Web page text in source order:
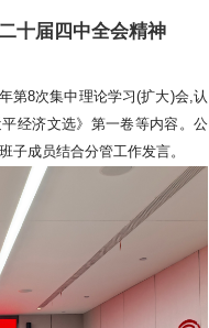
十届四中全会精神
第8次集中理论学习(扩大)会,认
平经济文选》第一卷等内容。公
子成员结合分管工作发言。